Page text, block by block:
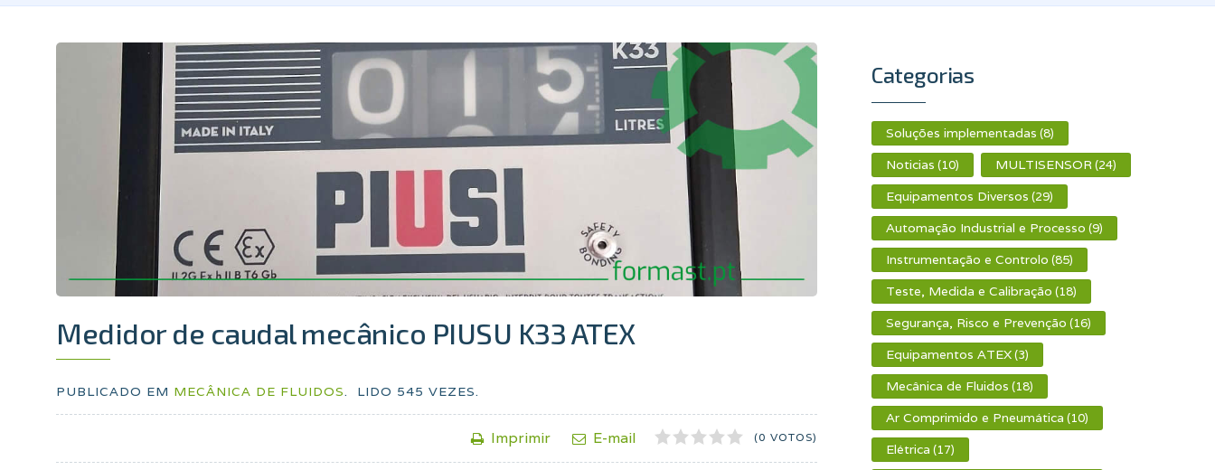
Medidor de caudal mecânico PIUSU K33 ATEX
PUBLICADO EM MECÂNICA DE FLUIDOS. LIDO 545 VEZES.
Imprimir E-mail 1
2
3
4
5
(0 VOTOS)
Categorias
Soluções implementadas (8)
Noticias (10) MULTISENSOR(24)
Equipamentos Diversos (29)
Automação Industrial e Processo (9)
Instrumentação e Controlo (85)
Teste, Medida e Calibração (18)
Segurança, Risco e Prevenção (16)
Equipamentos ATEX(3)
Mecânica de Fluidos (18)
Ar Comprimido e Pneumática (10)
Elétrica (17)